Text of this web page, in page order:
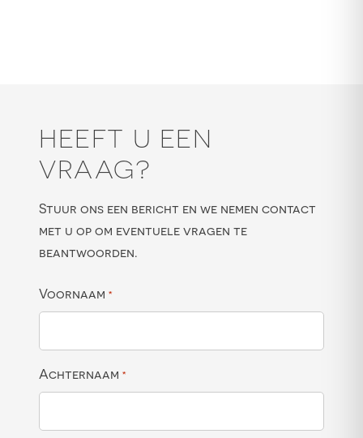
HEEFT U EEN
VRAAG?
Stuur ons een bericht en we nemen contact
met u op om eventuele vragen te
beantwoorden.
Voornaam *
Achternaam *